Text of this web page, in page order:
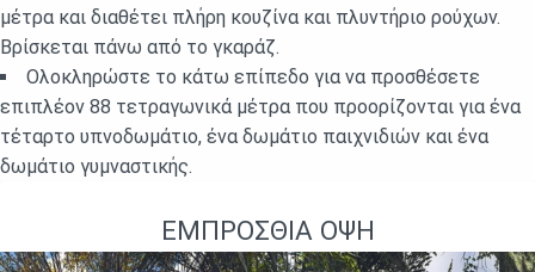
μέτρα και διαθέτει πλήρη κουζίνα και πλυντήριο ρούχων.
Βρίσκεται πάνω από το γκαράζ.
Ολοκληρώστε το κάτω επίπεδο για να προσθέσετε
επιπλέον 88 τετραγωνικά μέτρα που προορίζονται για ένα
τέταρτο υπνοδωμάτιο, ένα δωμάτιο παιχνιδιών και ένα
δωμάτιο γυμναστικής.
ΕΜΠΡΌΣΘΙΑ ΌΨΗ